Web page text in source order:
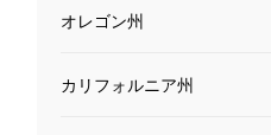
オレゴン州
カリフォルニア州